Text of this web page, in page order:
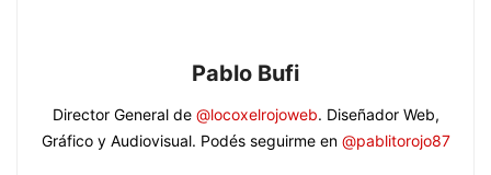
Pablo Bufi
Director General de @locoxelrojoweb. Diseñador Web,
Gráfico y Audiovisual. Podés seguirme en @pablitorojo87